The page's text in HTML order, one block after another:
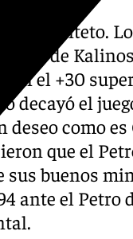
el quinteto.
tiros de
el +30
decayó el
deseo como
que el
sus buenos
ante el Petro